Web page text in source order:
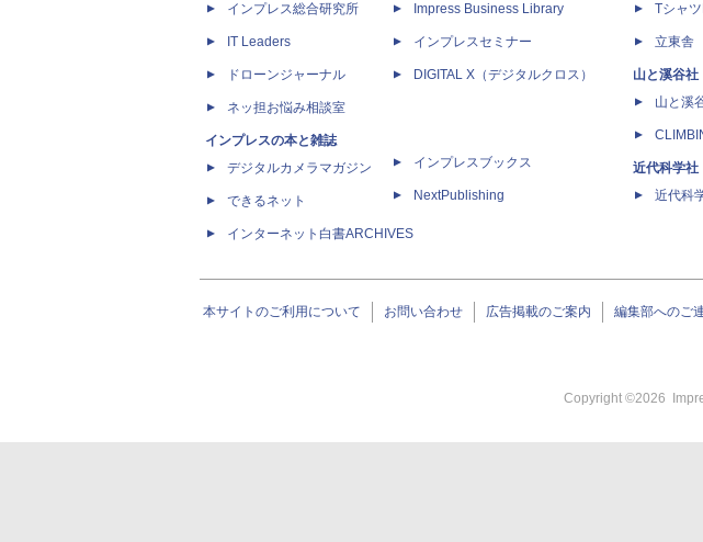
インプレス総合研究所
IT Leaders
ドローンジャーナル
ネッ担お悩み相談室
インプレスの本と雑誌
デジタルカメラマガジン
できるネット
インターネット白書ARCHIVES
Impress Business Library
インプレスセミナー
DIGITAL X（デジタルクロス）
インプレスブックス
NextPublishing
Tシャ
立東舎
山と溪谷社
山と溪
近代科学社
近代科
本サイトのご利用について お問い合わせ 広告掲載のご案内 編集部へのご
Copyright ©2026